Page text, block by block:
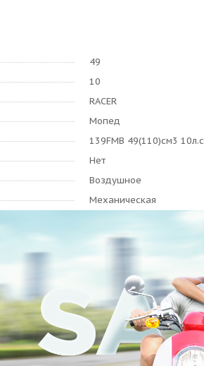
49
10
RACER
Мопед
139FMB 49(110)см3 10л.с
Нет
Воздушное
Механическая